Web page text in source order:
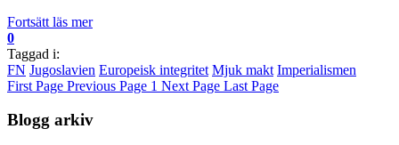
Fortsätt läs mer
0
Taggad i:
FN Jugoslavien Europeisk integritet Mjuk makt Imperialismen
First Page Previous Page 1 Next Page Last Page
Blogg arkiv